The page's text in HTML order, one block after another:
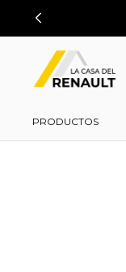
PRODUCTOS